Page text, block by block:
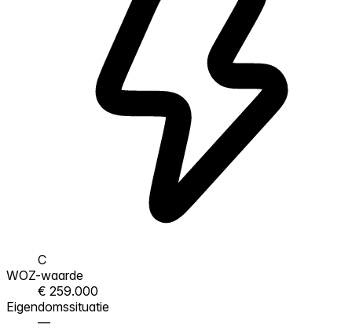
C
WOZ-waarde
€ 259.000
Eigendomssituatie
—